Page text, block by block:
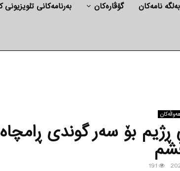
به‌لگه‌ نامه‌كان گۆڤارەکان بەرنامەکانی تلویزیونی
ڕژیم بۆ سه‌ر گوندی ڕامچاه‌
191